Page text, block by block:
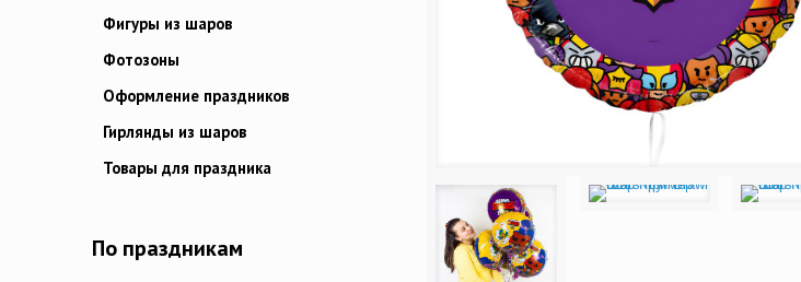
Фигуры из шаров
Фотозоны
Оформление праздников
Гирлянды из шаров
Товары для праздника
По праздникам